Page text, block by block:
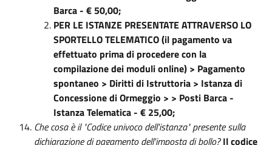
Barca - € 50,00;
PER LE ISTANZE PRESENTATE ATTRAVERSO LO
SPORTELLO TELEMATICO (il pagamento va
effettuato prima di procedere con la
compilazione dei moduli online) > Pagamento
spontaneo > Diritti di Istruttoria > Istanza di
Concessione di Ormeggio > > Posti Barca -
Istanza Telematica - € 25,00;
Che cosa è il "Codice univoco dell'istanza" presente sulla
dichiarazione di pagamento dell'imposta di bollo? Il codice